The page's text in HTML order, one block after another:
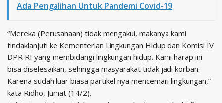
Ada Pengalihan Untuk Pandemi Covid-19
“Mereka (Perusahaan) tidak mengakui, makanya kami
tindaklanjuti ke Kementerian Lingkungan Hidup dan Komisi IV
DPR RI yang membidangi lingkungan hidup. Kami harap ini
bisa diselesaikan, sehingga masyarakat tidak jadi korban.
Karena sudah luar biasa partikel nya mencemari lingkungan,”
kata Ridho, Jumat (14/2).